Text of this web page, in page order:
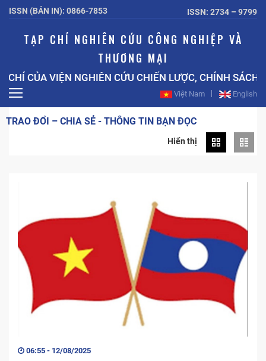
ISSN (BẢN IN): 0866-7853 ISSN: 2734 – 9799
TẠP CHÍ NGHIÊN CỨU CÔNG NGHIỆP VÀ
THƯƠNG MẠI
VIỆN NGHIÊN CỨU CHIẾN LƯỢC, CHÍNH SÁCH CÔNG
Việt Nam English
TRAO ĐỔI – CHIA SẺ - THÔNG TIN BẠN ĐỌC
Hiển thị
06:55 - 12/08/2025